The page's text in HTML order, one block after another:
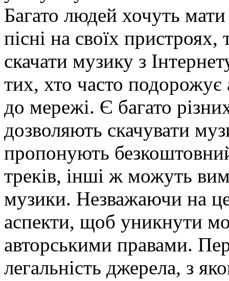
Багато людей хочуть
пісні на своїх
скачати музику з
тих, хто часто подорожує
до мережі. Є багато
дозволяють скачувати
пропонують
треків, інші ж можуть
музики. Незважаючи на
аспекти, щоб уникнути
авторськими правами.
легальність джерела, з